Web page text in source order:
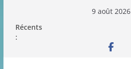
contenu
9 août 2026
Récents
: